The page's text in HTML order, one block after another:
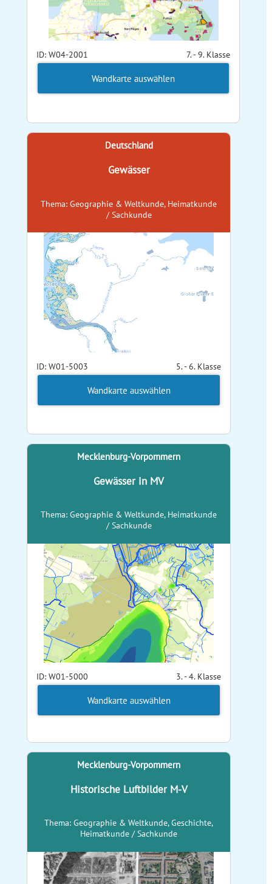
ID: W04-2001 7. - 9. Klasse
Wandkarte auswählen
Deutschland
Gewässer
Thema: Geographie & Weltkunde, Heimatkunde
/ Sachkunde
ID: W01-5003 5. - 6. Klasse
Wandkarte auswählen
Mecklenburg-Vorpommern
Gewässer in MV
Thema: Geographie & Weltkunde, Heimatkunde
/ Sachkunde
ID: W01-5000 3. - 4. Klasse
Wandkarte auswählen
Mecklenburg-Vorpommern
Historische Luftbilder M-V
Thema: Geographie & Weltkunde, Geschichte,
Heimatkunde / Sachkunde